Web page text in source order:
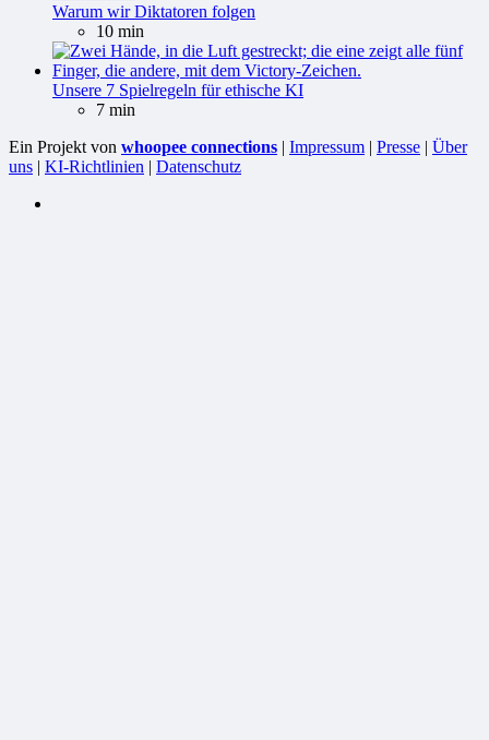
Warum wir Diktatoren folgen
10 min
Unsere 7 Spielregeln für ethische KI
7 min
Ein Projekt von whoopee connections | Impressum | Presse | Über
uns | KI-Richtlinien | Datenschutz